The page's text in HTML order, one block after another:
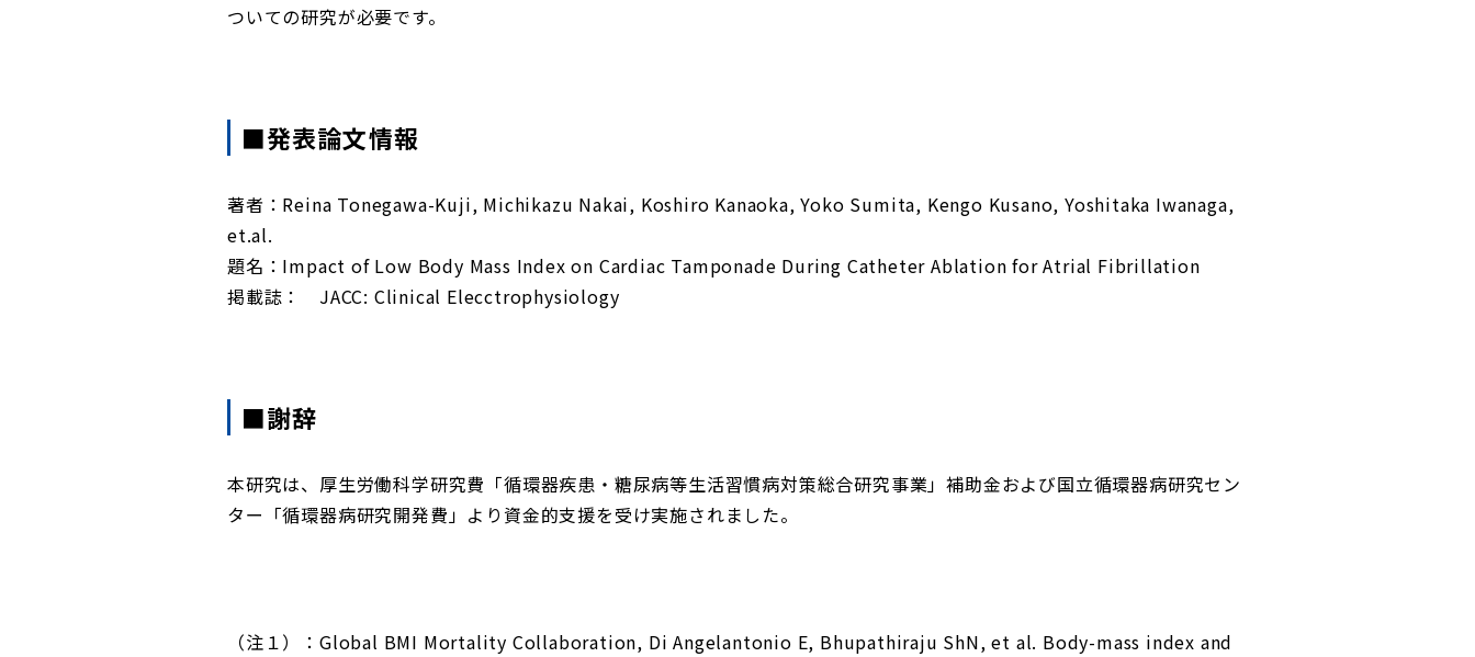
ついての研究が必要です。
■発表論文情報
著者：Reina Tonegawa-Kuji, Michikazu Nakai, Koshiro Kanaoka, Yoko Sumita, Kengo Kusano, Yoshitaka Iwanaga,
et.al.
題名：Impact of Low Body Mass Index on Cardiac Tamponade During Catheter Ablation for Atrial Fibrillation
掲載誌： JACC: Clinical Elecctrophysiology
■謝辞
本研究は、厚生労働科学研究費「循環器疾患・糖尿病等生活習慣病対策総合研究事業」補助金および国立循環器病研究セン
ター「循環器病研究開発費」より資金的支援を受け実施されました。
（注１）：Global BMI Mortality Collaboration, Di Angelantonio E, Bhupathiraju ShN, et al. Body-mass index and